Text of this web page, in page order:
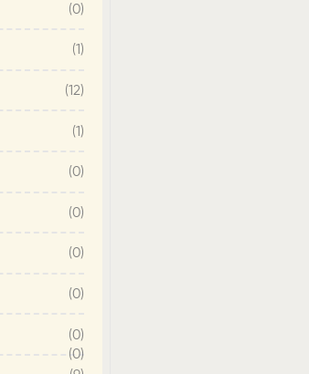
(0)
(1)
(12)
(1)
(0)
(0)
(0)
(0)
(0)
(0)